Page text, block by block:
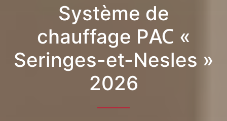
Système de
chauffage PAC «
Seringes-et-Nesles »
2026